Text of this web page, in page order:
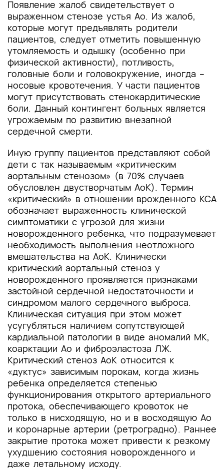
Появление жалоб свидетельствует о
выраженном стенозе устья Ао. Из жалоб,
которые могут предъявлять родители
пациентов, следует отметить повышенную
утомляемость и одышку (особенно при
физической активности), потливость,
головные боли и головокружение, иногда –
носовые кровотечения. У части пациентов
могут присутствовать стенокардитические
боли. Данный контингент больных является
угрожаемым по развитию внезапной
сердечной смерти.
Иную группу пациентов представляют собой
дети с так называемым «критическим
аортальным стенозом» (в 70% случаев
обусловлен двустворчатым АоК). Термин
«критический» в отношении врожденного КСА
обозначает выраженность клинической
симптоматики с угрозой для жизни
новорожденного ребенка, что подразумевает
необходимость выполнения неотложного
вмешательства на АоК. Клинически
критический аортальный стеноз у
новорожденного проявляется признаками
застойной сердечной недостаточности и
синдромом малого сердечного выброса.
Клиническая ситуация при этом может
усугубляться наличием сопутствующей
кардиальной патологии в виде аномалий МК,
коарктации Ао и фиброэластоза ЛЖ.
Критический стеноз АоК относится к
«дуктус» зависимым порокам, когда жизнь
ребенка определяется степенью
функционирования открытого артериального
протока, обеспечивающего кровоток не
только в нисходящую, но и в восходящую Ао
и коронарные артерии (ретроградно). Раннее
закрытие протока может привести к резкому
ухудшению состояния новорожденного и
даже летальному исходу.